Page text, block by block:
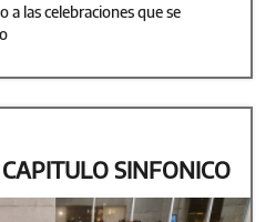
a las celebraciones que se
SINFONICO